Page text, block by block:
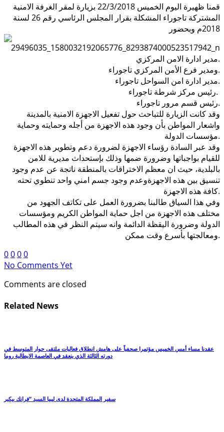
قمنا ظهيرة اليوم الخميس 22/3/2018 بزيارة لمقر الغرفة الامنية
المشتركة تاجوراء المشكلة بقرار المجلس الرئاسي رقم 26 لسنة
2018م وبحضور
مدير ادارة الامن المركزي.
ومدير فرع الأمن المركزي تاجوراء.
مدير ادارة امن السواحل تاجوراء.
رئيس مركز شرطة تاجوراء.
رئيس قسم مرور تاجوراء.
وقد كانت الزيارة للتباحث حول تفعيل الاجهزة الامنية بالمدينة
واشعار المواطن بأن وجود هذه الاجهزة من أجله وحمايته وحماية
مؤسسات الدولة.
وقد عبر السادة رؤساء الاجهزة لضرورة دعم وتطوير هذه الاجهزة
للقيام بواجباتها وضرورة ضمها وذلك بإستحداث مديرية للامن
بالبلدية، حيث ان معظم الاختراقات بالمنطقة ناتجة عن عدم وجود
تنسيق بين هذه الاجهزةوعدم وجود جسم امني واحد تنطوي تحته
كافة هذه الاجهزة.
وفي هذا السياق طالبنا بضرورة العمل على تكاتف الجهود من
مختلف هذه الاجهزة من اجل حماية المواطن الكريم ومؤسسات
الدولة وضرورة اليقظة الدائمة وانه سيتم النظر في هذه المطالب
ومعالجتها بأسرع وقت ممكن.
0000
No Comments Yet
Comments are closed
Related News
عقدنا مساء أمس الخميس مؤتمرا صحفياً على هامش انطلاق فعاليات ملتقى حوار المتوسط في
دورته الثالثة الذي ينعقد في العاصمة الايطالية روما
سفير المملكة المتحدة لدى ليبيا السيد “فرانك بيكير